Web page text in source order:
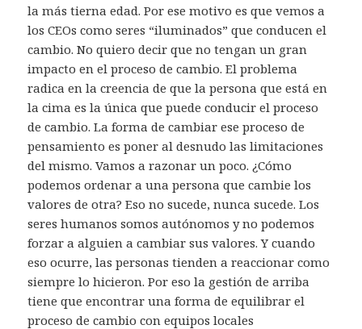
la más tierna edad. Por ese motivo es que vemos a
los CEOs como seres “iluminados” que conducen el
cambio. No quiero decir que no tengan un gran
impacto en el proceso de cambio. El problema
radica en la creencia de que la persona que está en
la cima es la única que puede conducir el proceso
de cambio. La forma de cambiar ese proceso de
pensamiento es poner al desnudo las limitaciones
del mismo. Vamos a razonar un poco. ¿Cómo
podemos ordenar a una persona que cambie los
valores de otra? Eso no sucede, nunca sucede. Los
seres humanos somos autónomos y no podemos
forzar a alguien a cambiar sus valores. Y cuando
eso ocurre, las personas tienden a reaccionar como
siempre lo hicieron. Por eso la gestión de arriba
tiene que encontrar una forma de equilibrar el
proceso de cambio con equipos locales